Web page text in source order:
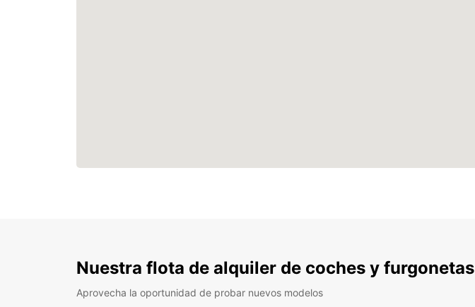
Nuestra flota de alquiler de coches y furgonetas
Aprovecha la oportunidad de probar nuevos modelos